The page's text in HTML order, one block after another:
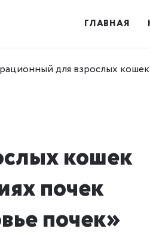
ГЛАВНАЯ
для взрослых
кошек
почек
почек»